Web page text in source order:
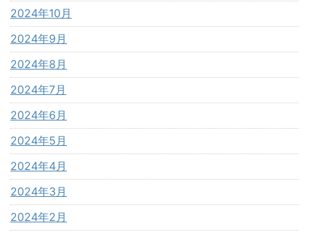
2024年10月
2024年9月
2024年8月
2024年7月
2024年6月
2024年5月
2024年4月
2024年3月
2024年2月